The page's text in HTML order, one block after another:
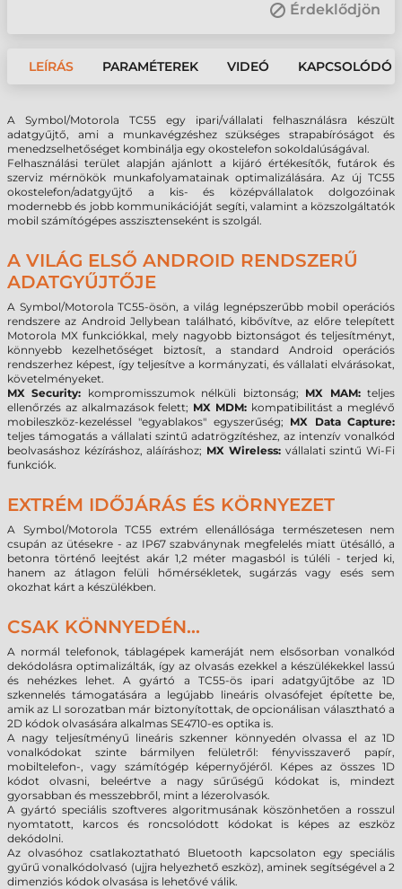
Érdeklődjön
LEÍRÁS PARAMÉTEREK VIDEÓ KAPCSOLÓDÓ
A Symbol/Motorola TC55 egy ipari/vállalati felhasználásra készült
adatgyűjtő, ami a munkavégzéshez szükséges strapabíróságot és
menedzselhetőséget kombinálja egy okostelefon sokoldalúságával.
Felhasználási terület alapján ajánlott a kijáró értékesítők, futárok és
szerviz mérnökök munkafolyamatainak optimalizálására. Az új TC55
okostelefon/adatgyűjtő a kis- és középvállalatok dolgozóinak
modernebb és jobb kommunikációját segíti, valamint a közszolgáltatók
mobil számítógépes asszisztenseként is szolgál.
A VILÁG ELSŐ ANDROID RENDSZERŰ
ADATGYŰJTŐJE
A Symbol/Motorola TC55-ösön, a világ legnépszerűbb mobil operációs
rendszere az Android Jellybean található, kibővítve, az előre telepített
Motorola MX funkciókkal, mely nagyobb biztonságot és teljesítményt,
könnyebb kezelhetőséget biztosít, a standard Android operációs
rendszerhez képest, így teljesítve a kormányzati, és vállalati elvárásokat,
követelményeket.
MX Security: kompromisszumok nélküli biztonság; MX MAM:teljes
ellenőrzés az alkalmazások felett; MX MDM:kompatibilitást a meglévő
mobileszköz-kezeléssel "egyablakos" egyszerűség; MX Data Capture:
teljes támogatás a vállalati szintű adatrögzítéshez, az intenzív vonalkód
beolvasáshoz kézíráshoz, aláíráshoz; MX Wireless:vállalati szintű Wi-Fi
funkciók.
EXTRÉM IDŐJÁRÁS ÉS KÖRNYEZET
A Symbol/Motorola TC55 extrém ellenállósága természetesen nem
csupán az ütésekre - az IP67 szabványnak megfelelés miatt ütésálló, a
betonra történő leejtést akár 1,2 méter magasból is túléli - terjed ki,
hanem az átlagon felüli hőmérsékletek, sugárzás vagy esés sem
okozhat kárt a készülékben.
CSAK KÖNNYEDÉN...
A normál telefonok, táblagépek kameráját nem elsősorban vonalkód
dekódolásra optimalizálták, így az olvasás ezekkel a készülékekkel lassú
és nehézkes lehet. A gyártó a TC55-ös ipari adatgyűjtőbe az 1D
szkennelés támogatására a legújabb lineáris olvasófejet építette be,
amik az LI sorozatban már biztonyítottak, de opcionálisan választható a
2D kódok olvasására alkalmas SE4710-es optika is.
A nagy teljesítményű lineáris szkenner könnyedén olvassa el az 1D
vonalkódokat szinte bármilyen felületről: fényvisszaverő papír,
mobiltelefon-, vagy számítógép képernyőjéről. Képes az összes 1D
kódot olvasni, beleértve a nagy sűrűségű kódokat is, mindezt
gyorsabban és messzebbről, mint a lézerolvasók.
A gyártó speciális szoftveres algoritmusának köszönhetően a rosszul
nyomtatott, karcos és roncsolódott kódokat is képes az eszköz
dekódolni.
Az olvasóhoz csatlakoztatható Bluetooth kapcsolaton egy speciális
gyűrű vonalkódolvasó (ujjra helyezhető eszköz), aminek segítségével a 2
dimenziós kódok olvasása is lehetővé válik.